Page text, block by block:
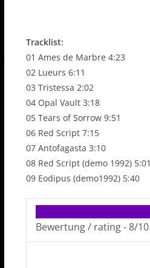
Tracklist:
01 Ames de Marbre 4:23
02 Lueurs 6:11
03 Tristessa 2:02
04 Opal Vault 3:18
05 Tears of Sorrow 9:51
06 Red Script 7:15
07 Antofagasta 3:10
08 Red Script (demo 1992) 5:01
09 Eodipus (demo1992) 5:40
Bewertung / rating -8/10